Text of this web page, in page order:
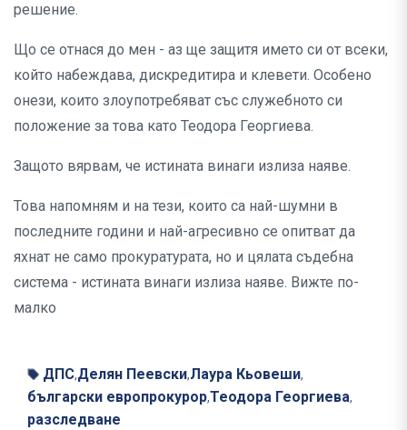
решение.
Що се отнася до мен - аз ще защитя името си от всеки,
който набеждава, дискредитира и клевети. Особено
онези, които злоупотребяват със служебното си
положение за това като Теодора Георгиева.
Защото вярвам, че истината винаги излиза наяве.
Това напомням и на тези, които са най-шумни в
последните години и най-агресивно се опитват да
яхнат не само прокуратурата, но и цялата съдебна
система - истината винаги излиза наяве. Вижте по-
малко
ДПС,Делян Пеевски,Лаура Кьовеши,
български европрокурор,Теодора Георгиева,
разследване